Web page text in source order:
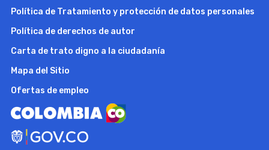
Política de Tratamiento y protección de datos personales
Política de derechos de autor
Carta de trato digno a la ciudadanía
Mapa del Sitio
Ofertas de empleo